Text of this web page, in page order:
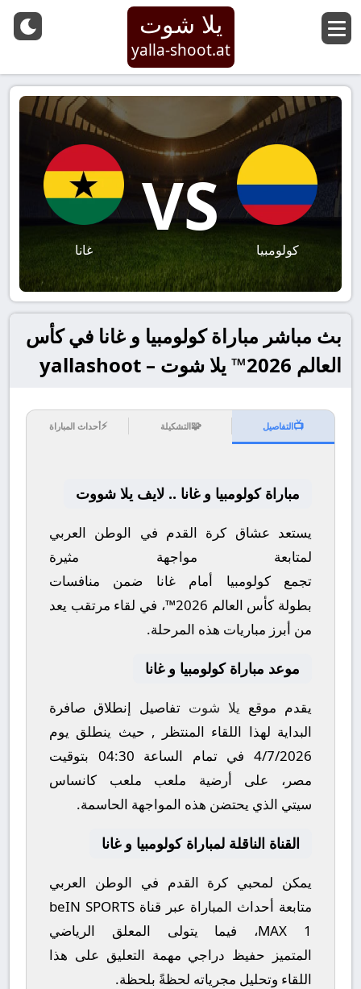
يلا شوت
yalla-shoot.at
كولومبيا
VS
غانا
بث مباشر مباراة كولومبيا و غانا في كأس
العالم 2026™ يلا شوت – yallashoot
📺التفاصيل 🧩التشكيلة ⚡أحداث المباراة
مباراة كولومبيا و غانا .. لايف يلا شووت
يستعد عشاق كرة القدم في الوطن العربي
لمتابعة مواجهة مثيرة
تجمعكولومبيا أمامغانا ضمن منافسات
بطولة كأس العالم 2026™
، في لقاء مرتقب يعد
من أبرز مباريات هذه المرحلة.
موعد مباراة كولومبيا و غانا
يقدم موقع يلا شوت تفاصيل إنطلاق صافرة
البداية لهذا اللقاء المنتظر , حيث ينطلق يوم
4/7/2026في تمام الساعة 04:30 بتوقيت
مصر، على أرضية ملعب ملعب كانساس
سيتي الذي يحتضن هذه المواجهة الحاسمة.
القناة الناقلة لمباراة كولومبيا و غانا
يمكن لمحبي كرة القدم في الوطن العربي
متابعة أحداث المباراة عبر قناة beIN SPORTS
MAX 1، فيما يتولى المعلق الرياضي
المتميز حفيظ دراجي مهمة التعليق على هذا
اللقاء وتحليل مجرياته لحظةً بلحظة.